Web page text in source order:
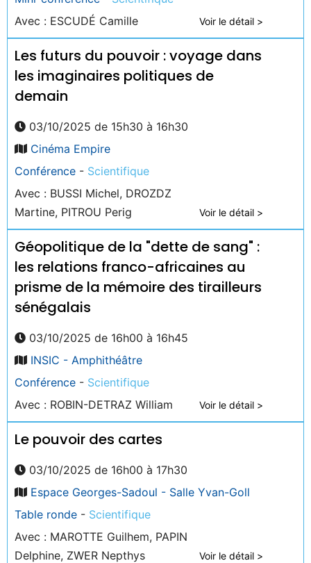
Avec : ESCUDÉ Camille
Voir le détail >
Les futurs du pouvoir : voyage dans
les imaginaires politiques de
demain
03/10/2025 de 15h30 à 16h30
Cinéma Empire
Conférence - Scientifique
Avec : BUSSI Michel, DROZDZ
Martine, PITROU Perig
Voir le détail >
Géopolitique de la "dette de sang" :
les relations franco-africaines au
prisme de la mémoire des tirailleurs
sénégalais
03/10/2025 de 16h00 à 16h45
INSIC - Amphithéâtre
Conférence - Scientifique
Avec : ROBIN-DETRAZ William
Voir le détail >
Le pouvoir des cartes
03/10/2025 de 16h00 à 17h30
Espace Georges-Sadoul - Salle Yvan-Goll
Table ronde - Scientifique
Avec : MAROTTE Guilhem, PAPIN
Delphine, ZWER Nepthys
Voir le détail >